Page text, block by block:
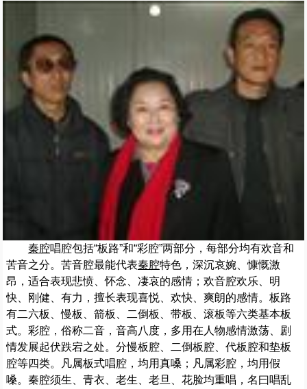
秦腔唱腔包括“板路”和“彩腔”两部分，每部分均有欢音和
苦音之分。苦音腔最能代表秦腔特色，深沉哀婉、慷慨激
昂，适合表现悲愤、怀念、凄哀的感情；欢音腔欢乐、明
快、刚健、有力，擅长表现喜悦、欢快、爽朗的感情。板路
有二六板、慢板、箭板、二倒板、带板、滚板等六类基本板
式。彩腔，俗称二音，音高八度，多用在人物感情激荡、剧
情发展起伏跌宕之处。分慢板腔、二倒板腔、代板腔和垫板
腔等四类。凡属板式唱腔，均用真嗓；凡属彩腔，均用假
嗓。秦腔须生、青衣、老生、老旦、花脸均重唱，名曰唱乱